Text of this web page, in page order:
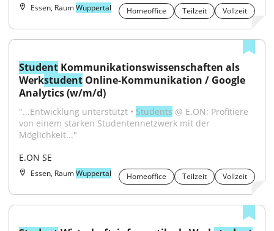
Essen, RaumWuppertal Homeoffice Teilzeit Vollzeit
Student Kommunikationswissenschaften als
Werkstudent Online-Kommunikation / Google
Analytics (w/m/d)
"...Entwicklung unterstützt • Students @ E.ON: Profitiere
von einem starken Studentennetzwerk mit der
Möglichkeit..."
E.ON SE
Essen, RaumWuppertal Homeoffice Teilzeit Vollzeit